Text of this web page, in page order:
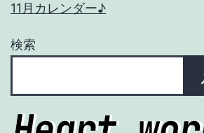
11月カレンダー♪
検索